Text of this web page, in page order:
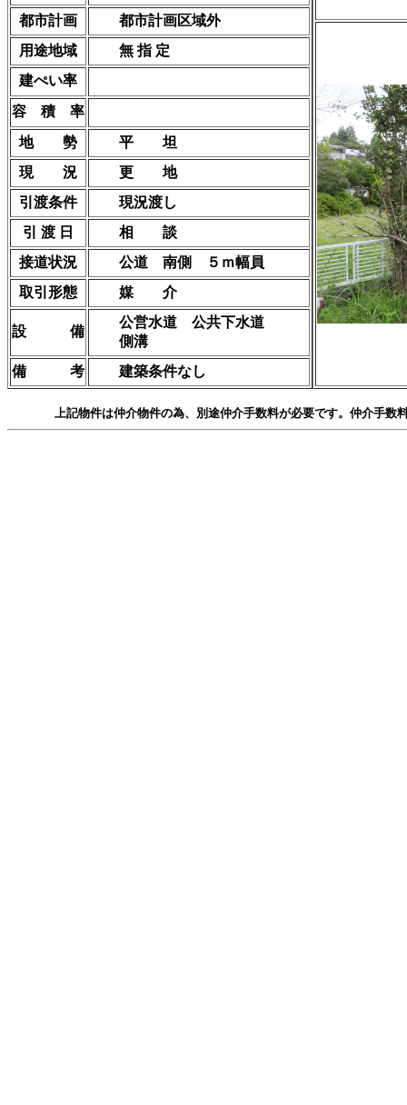
都市計画
都市計画区域外
用途地域
無 指 定
建ぺい率
容 積 率
地 勢
平 坦
現 況
更 地
引渡条件
現況渡し
引 渡 日
相 談
接道状況
公道 南側 ５ｍ幅員
取引形態
媒 介
設 備
公営水道 公共下水道
側溝
備 考
建築条件なし
上記物件は仲介物件の為、別途仲介手数料が必要です。仲介手数料